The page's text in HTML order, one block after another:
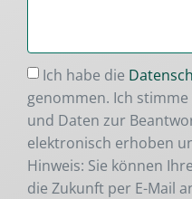
Ich habe die
genommen. Ich
und Daten zur
elektronisch erhoben
Hinweis: Sie können
die Zukunft per E-Mail